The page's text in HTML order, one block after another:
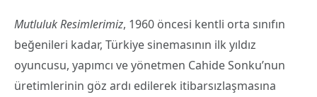
Mutluluk Resimlerimiz, 1960 öncesi kentli orta sınıfın
beğenileri kadar, Türkiye sinemasının ilk yıldız
oyuncusu, yapımcı ve yönetmen Cahide Sonku’nun
üretimlerinin göz ardı edilerek itibarsızlaşmasına